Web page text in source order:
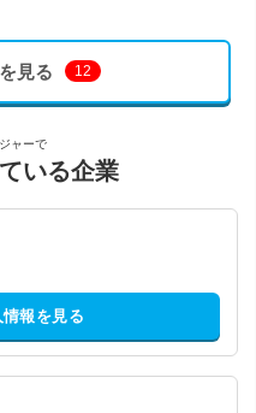
見る 12
ャーで
いる企業
報を見る